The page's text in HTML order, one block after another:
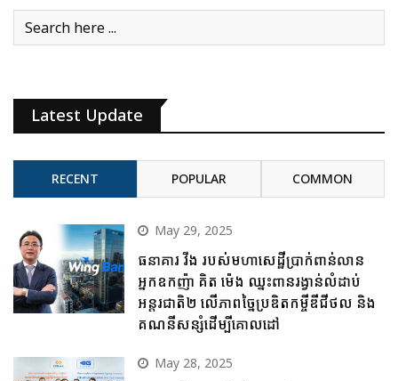
Latest Update
RECENT POPULAR COMMON
May 29, 2025
ធនាគារ វីង របស់មហាសេដ្ឋីប្រាក់ពាន់លាន
អ្នកឧកញ៉ា គិត ម៉េង ឈ្នះពានរង្វាន់លំដាប់
អន្តរជាតិ២ លើភាពច្នៃប្រឌិតកម្ចីឌីជីថល និង
គណនីសន្សំដើម្បីគោលដៅ
May 28, 2025